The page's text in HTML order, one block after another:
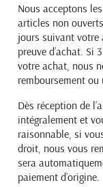
Nous acceptons
articles non
jours suivant votre
preuve d’achat. Si
votre achat, nous
remboursement ou
Dès réception de
intégralement et
raisonnable, si
droit, nous vous
sera
paiement d’origine.